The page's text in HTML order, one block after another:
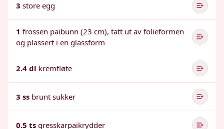
3 store egg
1 frossen paibunn (23 cm), tatt ut av folieformen
og plassert i en glassform
2.4 dl kremfløte
3 ss brunt sukker
0.5 ts gresskarpaikrydder